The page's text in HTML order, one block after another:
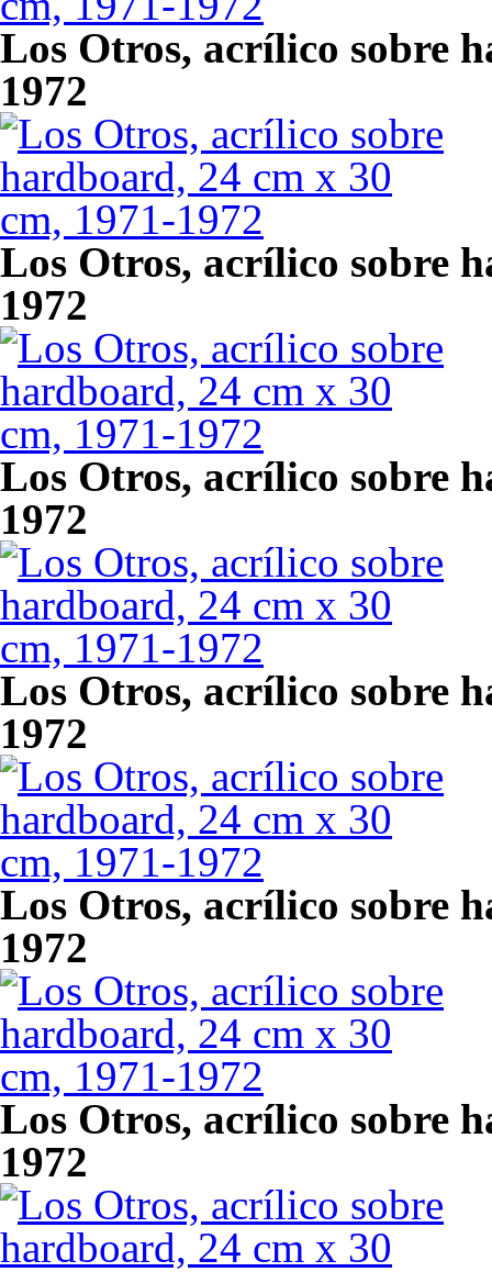
Los Otros, acrílico sobre
1972
Los Otros, acrílico sobre
1972
Los Otros, acrílico sobre
1972
Los Otros, acrílico sobre
1972
Los Otros, acrílico sobre
1972
Los Otros, acrílico sobre
1972